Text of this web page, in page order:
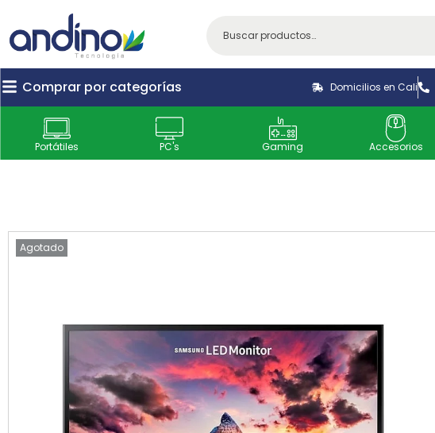
Comprar por categorías Domicilios en Cali
Portátiles PC's Gaming Accesorios
Agotado